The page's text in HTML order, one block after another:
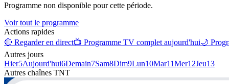
Programme non disponible pour cette période.
Voir tout le programme
Actions rapides
🔴 Regarder en direct📺 Programme TV complet aujourd'hui🌙
Autres jours
Hier5Aujourd'hui6Demain7Sam8Dim9Lun10Mar11Mer12Jeu13
Autres chaînes TNT